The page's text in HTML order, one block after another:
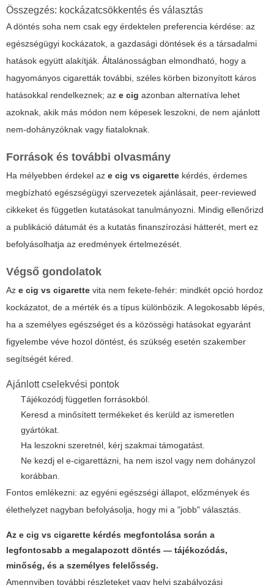
Összegzés: kockázatcsökkentés és választás
A döntés soha nem csak egy érdektelen preferencia kérdése: az
egészségügyi kockázatok, a gazdasági döntések és a társadalmi
hatások együtt alakítják. Általánosságban elmondható, hogy a
hagyományos cigaretták további, széles körben bizonyított káros
hatásokkal rendelkeznek; az e cig azonban alternatíva lehet
azoknak, akik más módon nem képesek leszokni, de nem ajánlott
nem-dohányzóknak vagy fiataloknak.
Források és további olvasmány
Ha mélyebben érdekel az e cig vs cigarette kérdés, érdemes
megbízható egészségügyi szervezetek ajánlásait, peer-reviewed
cikkeket és független kutatásokat tanulmányozni. Mindig ellenőrizd
a publikáció dátumát és a kutatás finanszírozási hátterét, mert ez
befolyásolhatja az eredmények értelmezését.
Végső gondolatok
Az e cig vs cigarette vita nem fekete-fehér: mindkét opció hordoz
kockázatot, de a mérték és a típus különbözik. A legokosabb lépés,
ha a személyes egészséget és a közösségi hatásokat egyaránt
figyelembe véve hozol döntést, és szükség esetén szakember
segítségét kéred.
Ajánlott cselekvési pontok
Tájékozódj független forrásokból.
Keresd a minősített termékeket és kerüld az ismeretlen
gyártókat.
Ha leszokni szeretnél, kérj szakmai támogatást.
Ne kezdj el e-cigarettázni, ha nem iszol vagy nem dohányzol
korábban.
Fontos emlékezni: az egyéni egészségi állapot, előzmények és
élethelyzet nagyban befolyásolja, hogy mi a "jobb" választás.
Az e cig vs cigarette kérdés megfontolása során a
legfontosabb a megalapozott döntés — tájékozódás,
minőség, és a személyes felelősség.
Amennyiben további részleteket vagy helyi szabályozási